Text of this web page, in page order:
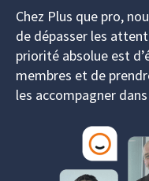
Chez Plus que pro,
de dépasser les
priorité absolue est
membres et de
les accompagner